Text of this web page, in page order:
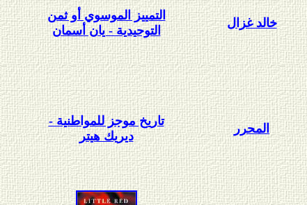
التمييز الموسوي أو ثمن
التوحيدية - يان أسمان
خالد غزال
تاريخ موجز للمواطنية -
ديريك هيتر
المحرر